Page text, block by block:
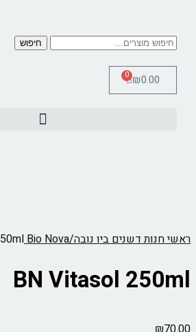
חיפוש
₪0.00
0
ראשיחנותדשניםביו נובה/Bio Nova‏
BN Vitasol 250ml